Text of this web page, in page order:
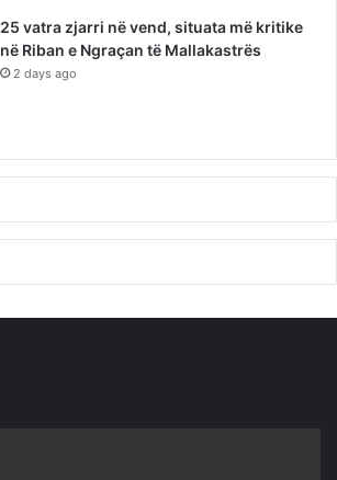
25 vatra zjarri në vend, situata më kritike
në Riban e Ngraçan të Mallakastrës
2 days ago